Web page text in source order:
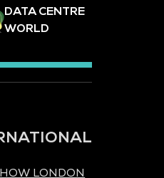
DATA CENTRE
WORLD
LONDON